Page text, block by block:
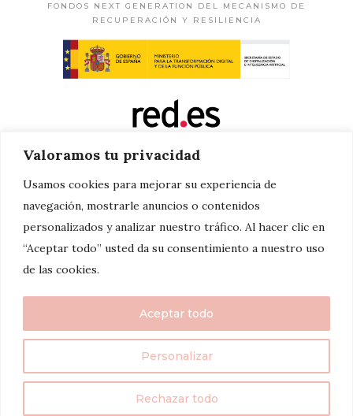
Valoramos tu privacidad
Usamos cookies para mejorar su experiencia de
navegación, mostrarle anuncios o contenidos
personalizados y analizar nuestro tráfico. Al hacer clic en
“Aceptar todo” usted da su consentimiento a nuestro uso
de las cookies.
Personalizar
Rechazar todo
Aceptar todo
FONDOS NEXT GENERATION DEL MECANISMO DE
RECUPERACIÓN Y RESILIENCIA